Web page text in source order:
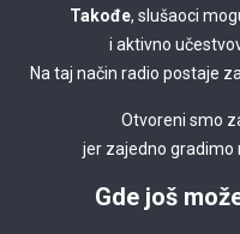
Takođe, slušaoci
i aktivno
Na taj način radio postaje
Otvoreni smo
jer zajedno gradimo
Gde još